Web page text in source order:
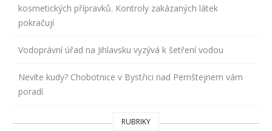
kosmetických přípravků. Kontroly zakázaných látek
pokračují
Vodoprávní úřad na Jihlavsku vyzývá k šetření vodou
Nevíte kudy? Chobotnice v Bystřici nad Pernštejnem vám
poradí
RUBRIKY